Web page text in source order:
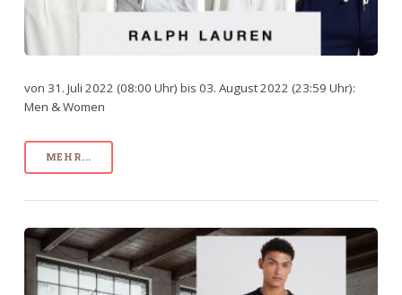
von 31. Juli 2022 (08:00 Uhr) bis 03. August 2022 (23:59 Uhr):
Men & Women
MEHR...